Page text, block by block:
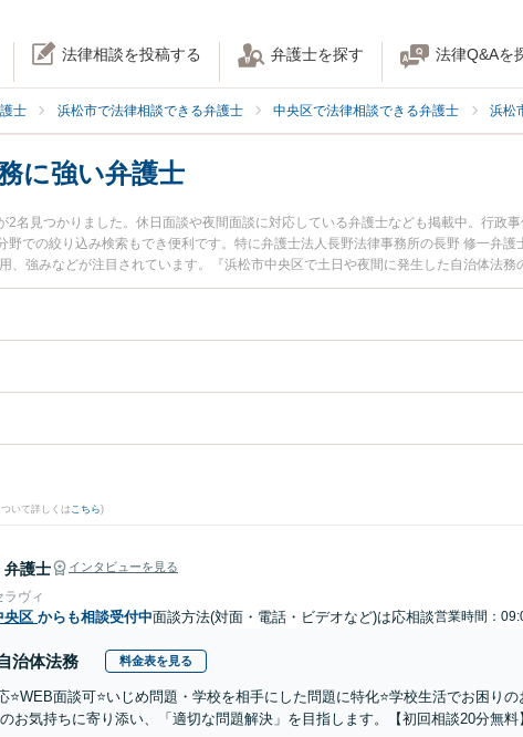
法律相談を投稿する 弁護士を探す 法律Q&Aを
士 浜松市で法律相談できる弁護士 中央区で法律相談できる弁護士 浜松
に強い弁護士
名見つかりました。休日面談や夜間面談に対応している弁護士なども掲載中。行政
野での絞り込み検索もでき便利です。特に弁護士法人長野法律事務所の長野 修一弁
、強みなどが注目されています。『浜松市中央区で土日や夜間に発生した自治体法
弁護士を検索したい』『初回相談無料で自治体法務を法律相談できる浜松市中央区
いて詳しくは こちら)
弁護士 インタビューを見る
ヴィ
央区 からも相談受付中面談方法(対面・電話・ビデオなど)は応相談営業時間：
治体法務 料金表を見る
⭐️WEB面談可⭐️いじめ問題・学校を相手にした問題に特化⭐️学校生活でお困り
お気持ちに寄り添い、「適切な問題解決」を目指します。【初回相談20分無料